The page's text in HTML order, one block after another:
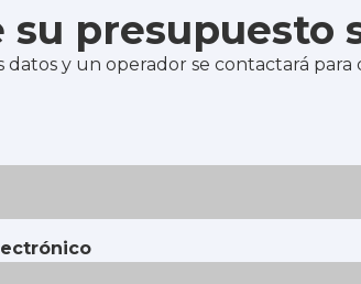
su presupuesto
datos y un operador se contactará